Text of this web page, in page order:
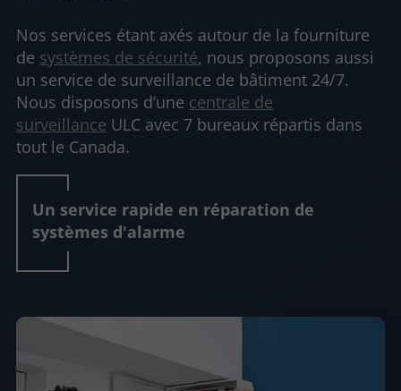
Nos services étant axés autour de la fourniture
de systèmes de sécurité, nous proposons aussi
un service de surveillance de bâtiment 24/7.
Nous disposons d’une centrale de
surveillance ULC avec 7 bureaux répartis dans
tout le Canada.
Un service rapide en réparation de
systèmes d'alarme